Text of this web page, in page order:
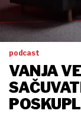
podcast
VANJA